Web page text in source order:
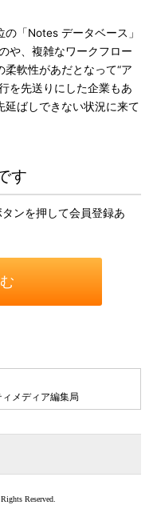
「Notes データベース」
や、複雑なワークフロー
軟性があだとなって“ア
を先送りにした企業もあ
延ばしできない状況に来て
す
ンを押して会員登録あ
メディア編集局
Reserved.